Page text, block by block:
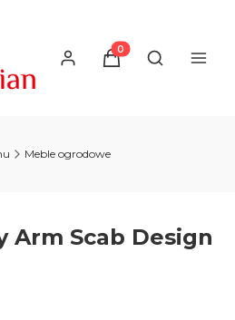
Produkty w
Otwórz
Meble ogrodowe
Arm Scab Design